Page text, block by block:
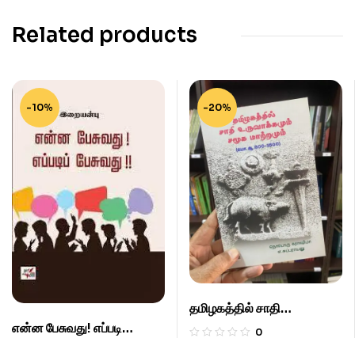
Related products
-10%
என்ன பேசுவது! எப்படி
-20%
தமிழகத்தில் சாதி
உருவாக்கமும் சமூக மாற்றமும்.
0